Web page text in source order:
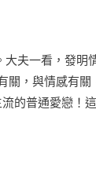
夫一看，發明
關，與情感有關
的普通愛戀！